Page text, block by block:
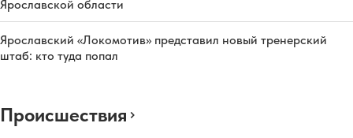
Ярославской области
Ярославский «Локомотив» представил новый тренерский
штаб: кто туда попал
Происшествия